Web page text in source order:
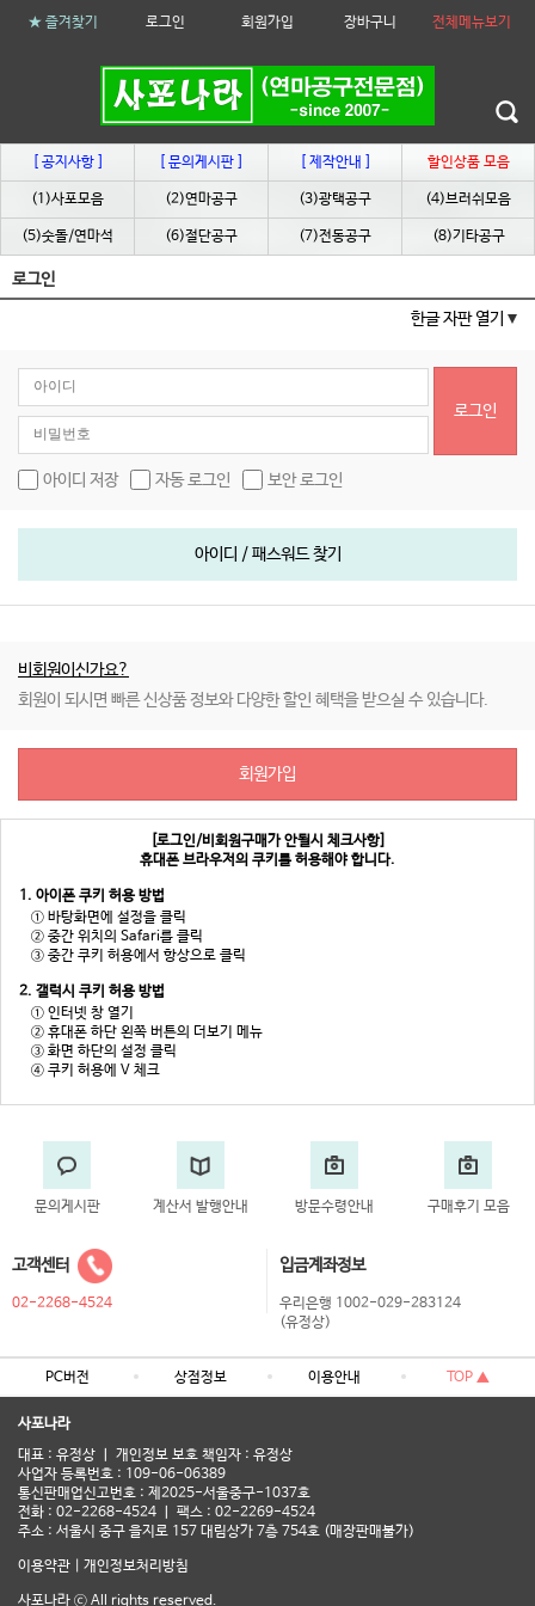
★ 즐겨찾기 로그인 회원가입 장바구니 전체메뉴보기
[ 공지사항 ] [ 문의게시판 ] [ 제작안내 ] 할인상품 모음
(1)사포모음 (2)연마공구 (3)광택공구 (4)브러쉬모음
(5)숫돌/연마석 (6)절단공구 (7)전동공구 (8)기타공구
로그인
한글 자판 열기
로그인
아이디 저장 자동 로그인 보안 로그인
아이디 / 패스워드 찾기
비회원이신가요?
회원이 되시면 빠른 신상품 정보와 다양한 할인 혜택을 받으실 수 있습니다.
회원가입
[로그인/비회원구매가 안될시 체크사항]
휴대폰 브라우저의 쿠키를 허용해야 합니다.
1. 아이폰 쿠키 허용 방법
① 바탕화면에 설정을 클릭
② 중간 위치의 Safari를 클릭
③ 중간 쿠키 허용에서 항상으로 클릭
2. 갤럭시 쿠키 허용 방법
① 인터넷 창 열기
② 휴대폰 하단 왼쪽 버튼의 더보기 메뉴
③ 화면 하단의 설정 클릭
④ 쿠키 허용에 V 체크
문의게시판 계산서 발행안내 방문수령안내 구매후기 모음
고객센터
02-2268-4524
입금계좌정보
우리은행 1002-029-283124
(유정상)
PC버전 상점정보 이용안내 TOP ▲
사포나라
대표 : 유정상 ㅣ 개인정보 보호 책임자 : 유정상
사업자 등록번호 : 109-06-06389
통신판매업신고번호 : 제2025-서울중구-1037호
전화 : 02-2268-4524 ㅣ 팩스 : 02-2269-4524
주소 : 서울시 중구 을지로 157 대림상가 7층 754호 (매장판매불가)
이용약관 개인정보처리방침
사포나라 ⓒ All rights reserved.